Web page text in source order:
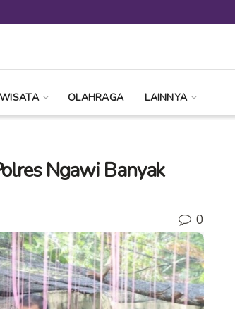
WISATA OLAHRAGA LAINNYA
Ngawi Banyak
0